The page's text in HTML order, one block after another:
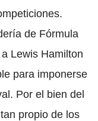
de Fórmula
Lewis Hamilton
para imponerse
Por el bien del
propio de los